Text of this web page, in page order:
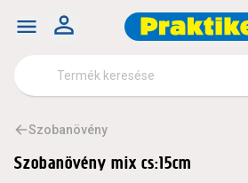
Szobanövény
Szobanövény mix cs:15cm